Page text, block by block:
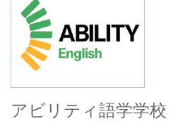
アビリティ語学学校